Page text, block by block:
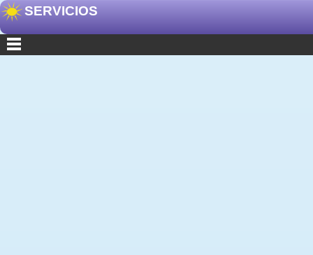
SERVICIOS